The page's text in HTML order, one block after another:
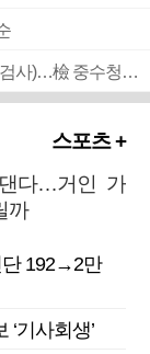
■ 검사 신분 버리고 직급하향(10년 이하 저연차 검사)…檢 중수청행 기피
스포츠 +
댄다…거인 가
까
단 192→2만
기사회생’